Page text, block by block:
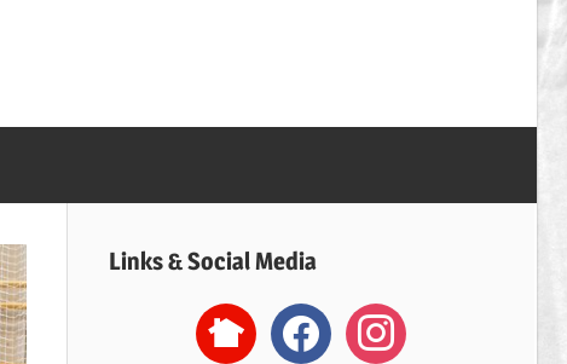
Handball
Links & Social Media
nextdoor2facebookinstagram